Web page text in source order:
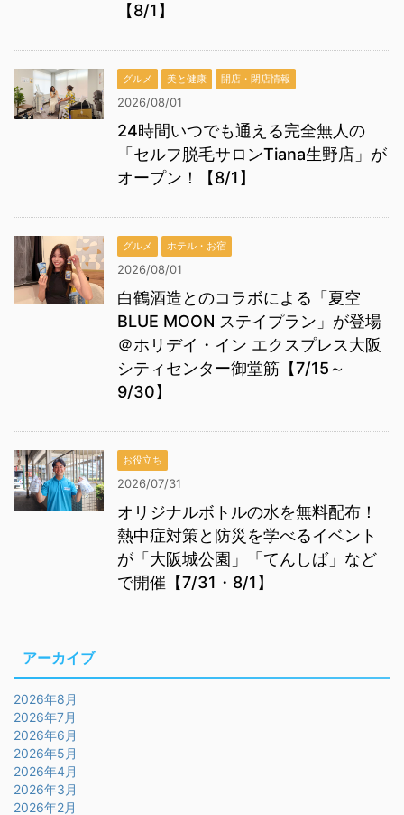
【8/1】
グルメ 美と健康 開店・閉店情報
2026/08/01
24時間いつでも通える完全無人の
「セルフ脱毛サロンTiana生野店」が
オープン！【8/1】
グルメ ホテル・お宿
2026/08/01
白鶴酒造とのコラボによる「夏空
BLUE MOON ステイプラン」が登場
＠ホリデイ・イン エクスプレス大阪
シティセンター御堂筋【7/15～
9/30】
お役立ち
2026/07/31
オリジナルボトルの水を無料配布！
熱中症対策と防災を学べるイベント
が「大阪城公園」「てんしば」など
で開催【7/31・8/1】
アーカイブ
2026年8月
2026年7月
2026年6月
2026年5月
2026年4月
2026年3月
2026年2月